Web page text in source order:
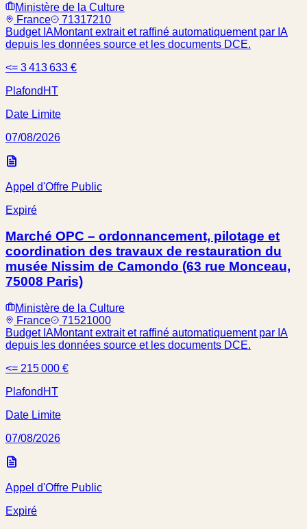
Ministère de la Culture
France
71317210
Budget IAMontant extrait et raffiné automatiquement par IA
depuis les données source et les documents DCE.
<= 3 413 633 €
Plafond HT
Date Limite
07/08/2026
Appel d'Offre Public
Expiré
Marché OPC – ordonnancement, pilotage et
coordination des travaux de restauration du
musée Nissim de Camondo (63 rue Monceau,
75008 Paris)
Ministère de la Culture
France
71521000
Budget IAMontant extrait et raffiné automatiquement par IA
depuis les données source et les documents DCE.
<= 215 000 €
Plafond HT
Date Limite
07/08/2026
Appel d'Offre Public
Expiré